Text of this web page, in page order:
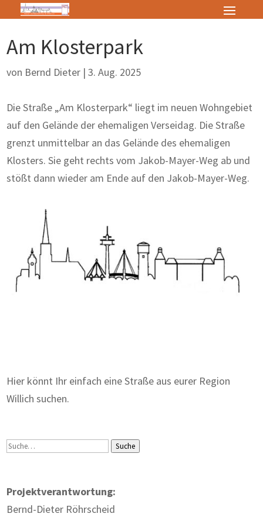
Am Klosterpark
von Bernd Dieter |3. Aug. 2025
Die Straße „Am Klosterpark“ liegt im neuen Wohngebiet
auf den Gelände der ehemaligen Verseidag. Die Straße
grenzt unmittelbar an das Gelände des ehemaligen
Klosters. Sie geht rechts vom Jakob-Mayer-Weg ab und
stößt dann wieder am Ende auf den Jakob-Mayer-Weg.
Hier könnt Ihr einfach eine Straße aus eurer Region
Willich suchen.
Suche Suche
Projektverantwortung:
Bernd-Dieter Röhrscheid